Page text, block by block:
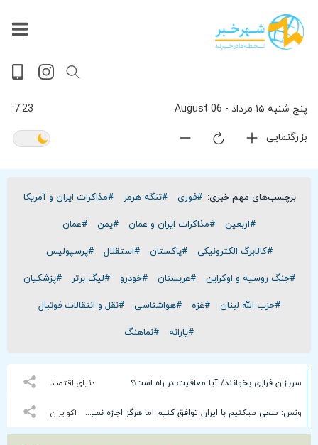
پنج شنبه ۱۵ مرداد - 06 August 7:23
بزرگنمایی
پربیننده‌ترین
اخبار
آخرین
اخبار
پخش
داغ
ترین
سیاسی
ورزشی
اقتصادی
حوادث
گوناگون
تصویری
سلامت
جهان
فرهنگی
ویدیویی
بازار
برچسب‌های مهم خبری: #فوری #تنگه هرمز #مذاکرات ایران و آمریکا
#اربعین #مذاکرات ایران و عمان #یمن #عمان
#کالابرگ الکترونیکی #پاکستان #استقلال #پرسپولیس
#جنگ روسیه و اوکراین #عربستان #خودرو #لیگ برتر #پزشکیان
#حزب الله لبنان #غزه #هواشناسی #نقل و انتقالات فوتبال
#یارانه #نماهنگ
دنیای اقتصاد سربازان فراری بخوانند/ آیا معافیت در راه است؟
اکوایران ونس: سعی میکنیم با ایران توافق کنیم اما هرگز اجازه نمیدهیم ایران تبدیل به قدرت هسته‌ای شود